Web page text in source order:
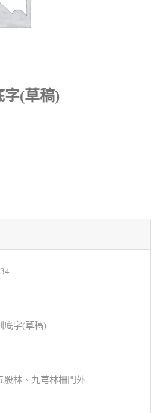
字(草稿)
底字(草稿)
股林、九芎林柵門外